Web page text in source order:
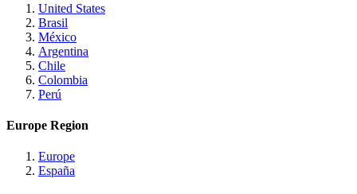
United States
Brasil
México
Argentina
Chile
Colombia
Perú
Europe Region
Europe
España